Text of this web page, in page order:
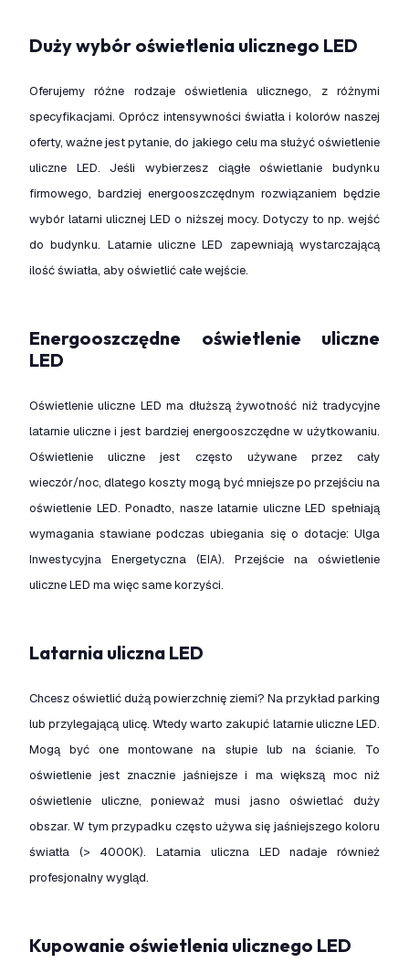
Duży wybór oświetlenia ulicznego LED
Oferujemy różne rodzaje oświetlenia ulicznego, z różnymi
specyfikacjami. Oprócz intensywności światła i kolorów naszej
oferty, ważne jest pytanie, do jakiego celu ma służyć oświetlenie
uliczne LED. Jeśli wybierzesz ciągłe oświetlanie budynku
firmowego, bardziej energooszczędnym rozwiązaniem będzie
wybór latarni ulicznej LED o niższej mocy. Dotyczy to np. wejść
do budynku. Latarnie uliczne LED zapewniają wystarczającą
ilość światła, aby oświetlić całe wejście.
Energooszczędne oświetlenie uliczne
LED
Oświetlenie uliczne LED ma dłuższą żywotność niż tradycyjne
latarnie uliczne i jest bardziej energooszczędne w użytkowaniu.
Oświetlenie uliczne jest często używane przez cały
wieczór/noc, dlatego koszty mogą być mniejsze po przejściu na
oświetlenie LED. Ponadto, nasze latarnie uliczne LED spełniają
wymagania stawiane podczas ubiegania się o dotacje: Ulga
Inwestycyjna Energetyczna (EIA). Przejście na oświetlenie
uliczne LED ma więc same korzyści.
Latarnia uliczna LED
Chcesz oświetlić dużą powierzchnię ziemi? Na przykład parking
lub przylegającą ulicę. Wtedy warto zakupić latarnie uliczne LED.
Mogą być one montowane na słupie lub na ścianie. To
oświetlenie jest znacznie jaśniejsze i ma większą moc niż
oświetlenie uliczne, ponieważ musi jasno oświetlać duży
obszar. W tym przypadku często używa się jaśniejszego koloru
światła (> 4000K). Latarnia uliczna LED nadaje również
profesjonalny wygląd.
Kupowanie oświetlenia ulicznego LED